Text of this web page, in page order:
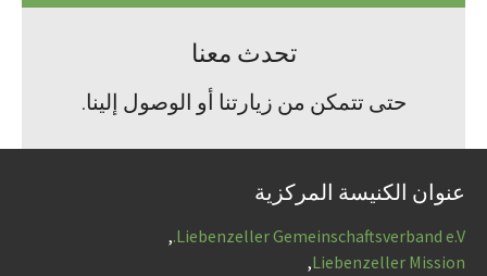
تحدث معنا
حتى تتمكن من زيارتنا أو الوصول إلينا.
عنوان الكنيسة المركزية
Liebenzeller Gemeinschaftsverband e.V.
,
Liebenzeller Mission
,